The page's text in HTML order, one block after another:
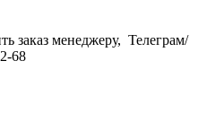
заказ менеджеру, Телеграм/
68